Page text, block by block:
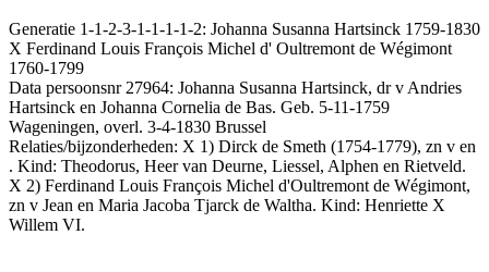
Generatie 1-1-2-3-1-1-1-1-2: Johanna Susanna Hartsinck 1759-1830
X Ferdinand Louis François Michel d' Oultremont de Wégimont
1760-1799
Data persoonsnr 27964: Johanna Susanna Hartsinck, dr v Andries
Hartsinck en Johanna Cornelia de Bas. Geb. 5-11-1759
Wageningen, overl. 3-4-1830 Brussel
Relaties/bijzonderheden: X 1) Dirck de Smeth (1754-1779), zn v en
. Kind: Theodorus, Heer van Deurne, Liessel, Alphen en Rietveld.
X 2) Ferdinand Louis François Michel d'Oultremont de Wégimont,
zn v Jean en Maria Jacoba Tjarck de Waltha. Kind: Henriette X
Willem VI.